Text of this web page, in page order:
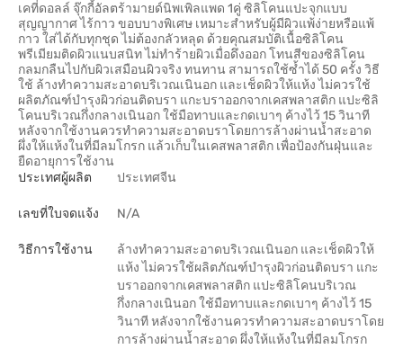
เคที่ดอลล์ จุ๊กกี้อัลตร้ามายด์นิพเพิลแพด 1คู่ ซิลิโคนแปะจุกแบบ
สุญญากาศ ไร้กาว ขอบบางพิเศษ เหมาะสำหรับผู้มีผิวแพ้ง่ายหรือแพ้
กาว ใส่ได้กับทุกชุด ไม่ต้องกลัวหลุด ด้วยคุณสมบัติเนื้อซิลิโคน
พรีเมียมติดผิวแนบสนิท ไม่ทำร้ายผิวเมื่อดึงออก โทนสีของซิลิโคน
กลมกลืนไปกับผิวเสมือนผิวจริง ทนทาน สามารถใช้ซ้ำได้ 50 ครั้ง วิธี
ใช้ ล้างทำความสะอาดบริเวณเนินอก และเช็ดผิวให้แห้ง ไม่ควรใช้
ผลิตภัณฑ์บำรุงผิวก่อนติดบรา แกะบราออกจากเคสพลาสติก แปะซิลิ
โคนบริเวณกึ่งกลางเนินอก ใช้มือทาบและกดเบาๆ ค้างไว้ 15 วินาที
หลังจากใช้งานควรทำความสะอาดบราโดยการล้างผ่านน้ำสะอาด
ผึ่งให้แห้งในที่มีลมโกรก แล้วเก็บในเคสพลาสติก เพื่อป้องกันฝุ่นและ
ยืดอายุการใช้งาน
ประเทศผู้ผลิต
ประเทศจีน
เลขที่ใบจดแจ้ง N/A
วิธีการใช้งาน
ล้างทำความสะอาดบริเวณเนินอก และเช็ดผิวให้
แห้ง ไม่ควรใช้ผลิตภัณฑ์บำรุงผิวก่อนติดบรา แกะ
บราออกจากเคสพลาสติก แปะซิลิโคนบริเวณ
กึ่งกลางเนินอก ใช้มือทาบและกดเบาๆ ค้างไว้ 15
วินาที หลังจากใช้งานควรทำความสะอาดบราโดย
การล้างผ่านน้ำสะอาด ผึ่งให้แห้งในที่มีลมโกรก